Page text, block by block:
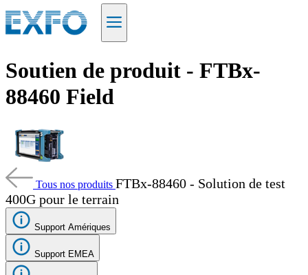
FR
Produits
Solutions
Services
Acheter
Ressources
Contactez-
nous
S'enregistrer
connecter
Entreprise
Soutien de produit - FTBx-
88460 Field
Tous nos produits FTBx-88460 - Solution de test
400G pour le terrain
Support Amériques
Support EMEA